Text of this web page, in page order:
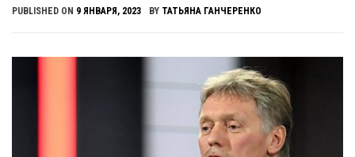
PUBLISHED ON 9 ЯНВАРЯ, 2023 BY ТАТЬЯНА ГАНЧЕРЕНКО